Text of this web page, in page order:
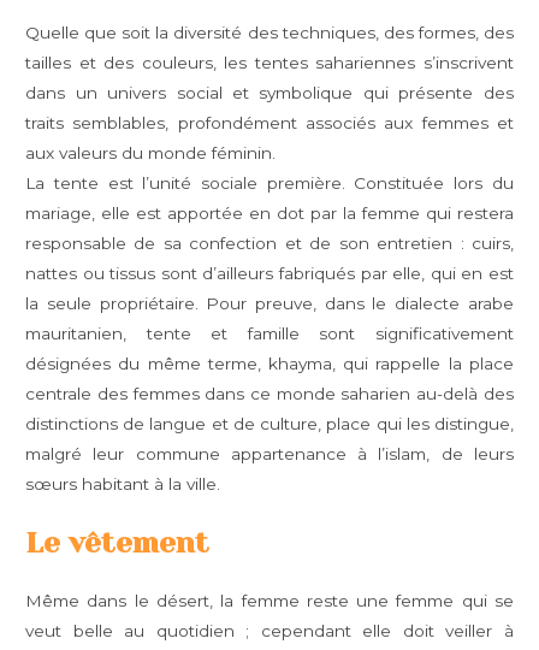
Quelle que soit la diversité des techniques, des formes, des
tailles et des couleurs, les tentes sahariennes s’inscrivent
dans un univers social et symbolique qui présente des
traits semblables, profondément associés aux femmes et
aux valeurs du monde féminin.
La tente est l’unité sociale première. Constituée lors du
mariage, elle est apportée en dot par la femme qui restera
responsable de sa confection et de son entretien : cuirs,
nattes ou tissus sont d’ailleurs fabriqués par elle, qui en est
la seule propriétaire. Pour preuve, dans le dialecte arabe
mauritanien, tente et famille sont significativement
désignées du même terme, khayma, qui rappelle la place
centrale des femmes dans ce monde saharien au-delà des
distinctions de langue et de culture, place qui les distingue,
malgré leur commune appartenance à l’islam, de leurs
sœurs habitant à la ville.
Le vêtement
Même dans le désert, la femme reste une femme qui se
veut belle au quotidien ; cependant elle doit veiller à